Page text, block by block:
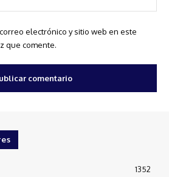
electrónico y sitio web en este
que comente.
1352